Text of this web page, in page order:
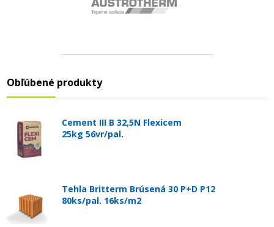
Obľúbené produkty
Cement III B 32,5N Flexicem
25kg 56vr/pal.
Tehla Britterm Brúsená 30 P+D P12
80ks/pal. 16ks/m2